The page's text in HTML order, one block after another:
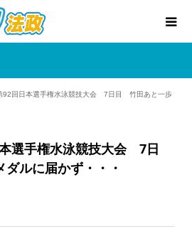
92回日本選手権水泳競技大会 7日目 竹田あと一歩
本選手権水泳競技大会 7日
ルに届かず・・・